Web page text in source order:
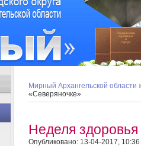
Мирный Архангельской области
«Северяночке»
Неделя
Опубликовано: 13-04-2017, 10:36